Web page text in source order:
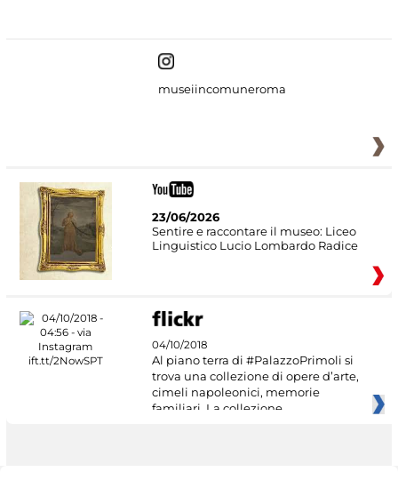
museiincomuneroma
23/06/2026
Sentire e raccontare il museo: Liceo
Linguistico Lucio Lombardo Radice
04/10/2018
Al piano terra di #PalazzoPrimoli si
trova una collezione di opere d’arte,
cimeli napoleonici, memorie
familiari. La collezione